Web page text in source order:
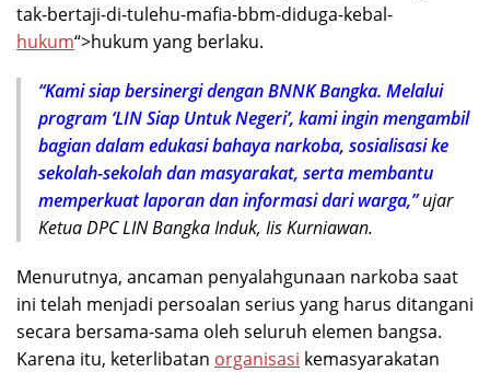
tak-bertaji-di-tulehu-mafia-bbm-diduga-kebal-
hukum“>hukum yang berlaku.
“Kami siap bersinergi dengan BNNK Bangka. Melalui
program ‘LIN Siap Untuk Negeri’, kami ingin mengambil
bagian dalam edukasi bahaya narkoba, sosialisasi ke
sekolah-sekolah dan masyarakat, serta membantu
memperkuat laporan dan informasi dari warga,” ujar
Ketua DPC LIN Bangka Induk, Iis Kurniawan.
Menurutnya, ancaman penyalahgunaan narkoba saat
ini telah menjadi persoalan serius yang harus ditangani
secara bersama-sama oleh seluruh elemen bangsa.
Karena itu, keterlibatan organisasi kemasyarakatan